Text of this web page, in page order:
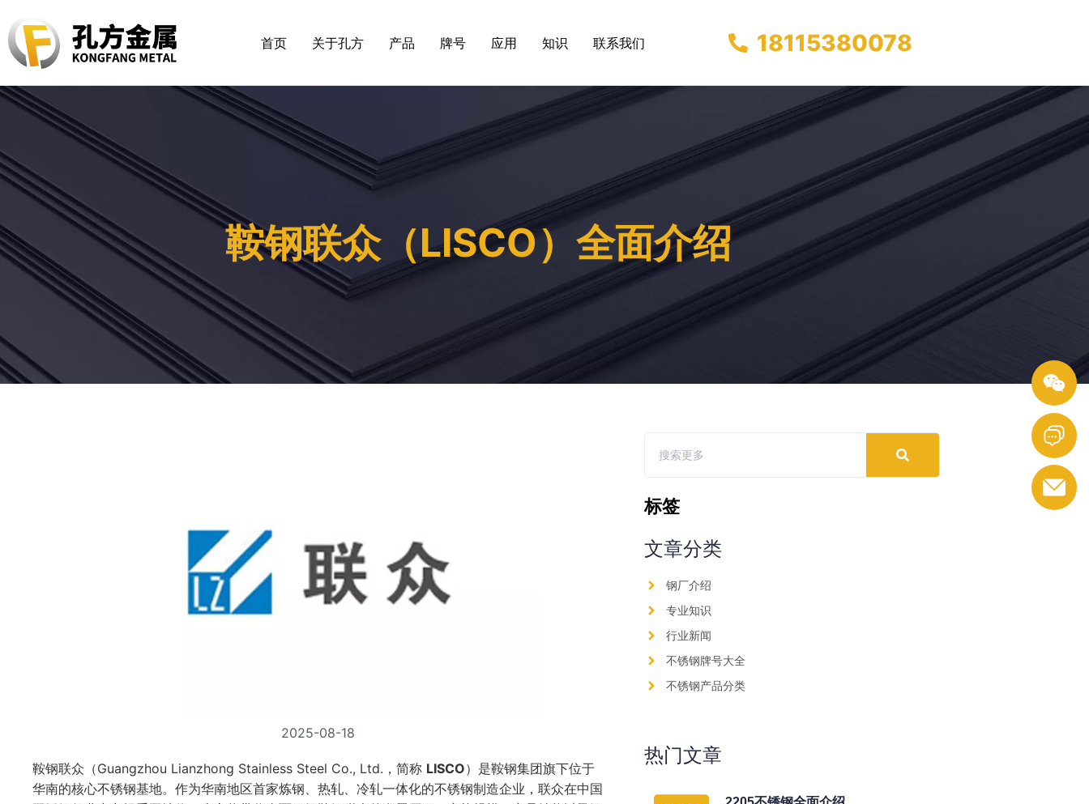
首页 关于孔方 产品 牌号 应用 知识 联系我们 18115380078
鞍钢联众（LISCO）全面介绍
2025-08-18
鞍钢联众（Guangzhou Lianzhong Stainless Steel Co., Ltd.，简称 LISCO）是鞍钢集团旗下位于
华南的核心不锈钢基地。作为华南地区首家炼钢、热轧、冷轧一体化的不锈钢制造企业，联众在中国
标签
文章分类
钢厂介绍
专业知识
行业新闻
不锈钢牌号大全
不锈钢产品分类
热门文章